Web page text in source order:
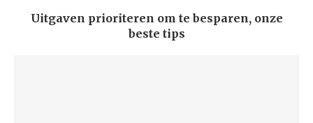
Uitgaven prioriteren om te besparen, onze
beste tips